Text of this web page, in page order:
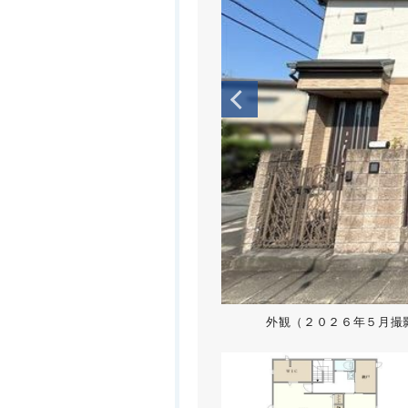
外観（２０２６年５月撮